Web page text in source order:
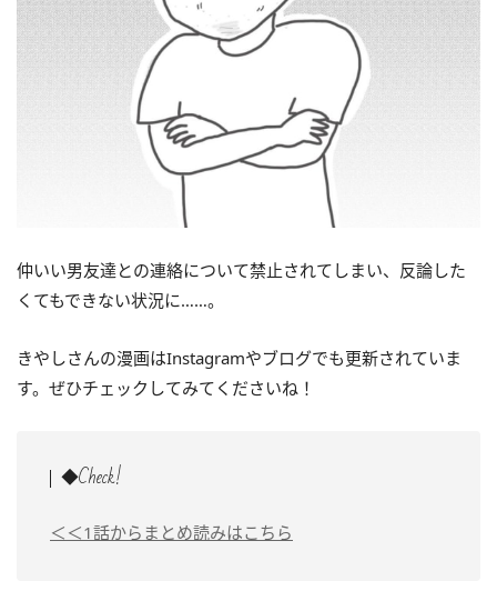
仲いい男友達との連絡について禁止されてしまい、反論した
くてもできない状況に……。
きやしさんの漫画はInstagramやブログでも更新されていま
す。ぜひチェックしてみてくださいね！
◆Check!
＜＜1話からまとめ読みはこちら